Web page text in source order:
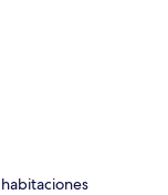
fin de semana ago